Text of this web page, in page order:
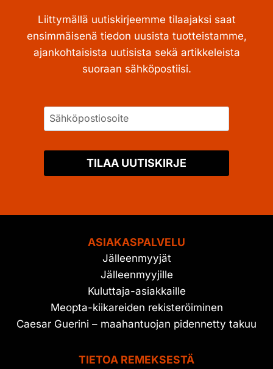
Liittymällä uutiskirjeemme tilaajaksi saat
ensimmäisenä tiedon uusista tuotteistamme,
ajankohtaisista uutisista sekä artikkeleista
suoraan sähköpostiisi.
TILAA UUTISKIRJE
ASIAKASPALVELU
Jälleenmyyjät
Jälleenmyyjille
Kuluttaja-asiakkaille
Meopta-kiikareiden rekisteröiminen
Caesar Guerini – maahantuojan pidennetty takuu
TIETOA REMEKSESTÄ